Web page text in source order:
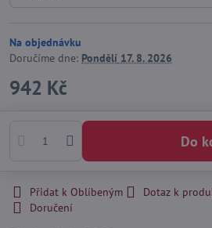
Na objednávku
Doručíme dne: Pondělí 17. 8. 2026
942 Kč
Do
Přidat k Oblíbeným Dotaz k
Doručení